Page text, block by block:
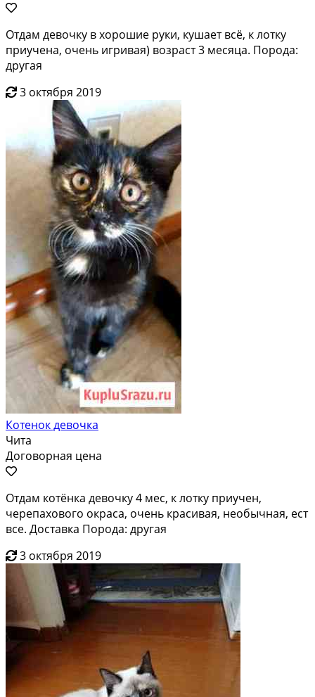
Отдам девочку в хорошие руки, кушает всё, к лотку
приучена, очень игривая) возраст 3 месяца. Порода:
другая
3 октября 2019
Котенок девочка
Чита
Договорная цена
Отдам котёнка девочку 4 мес, к лотку приучен,
черепахового окраса, очень красивая, необычная, ест
все. Доставка Порода: другая
3 октября 2019